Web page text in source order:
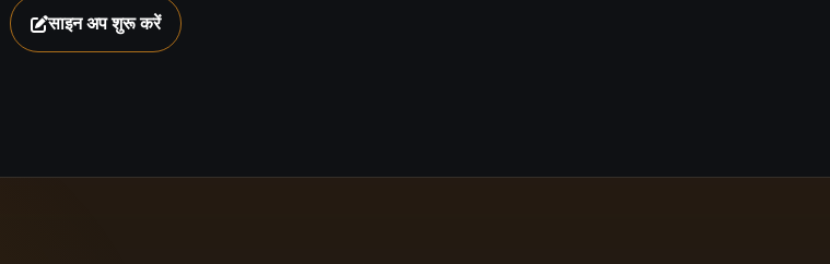
साइन अप शुरू करें